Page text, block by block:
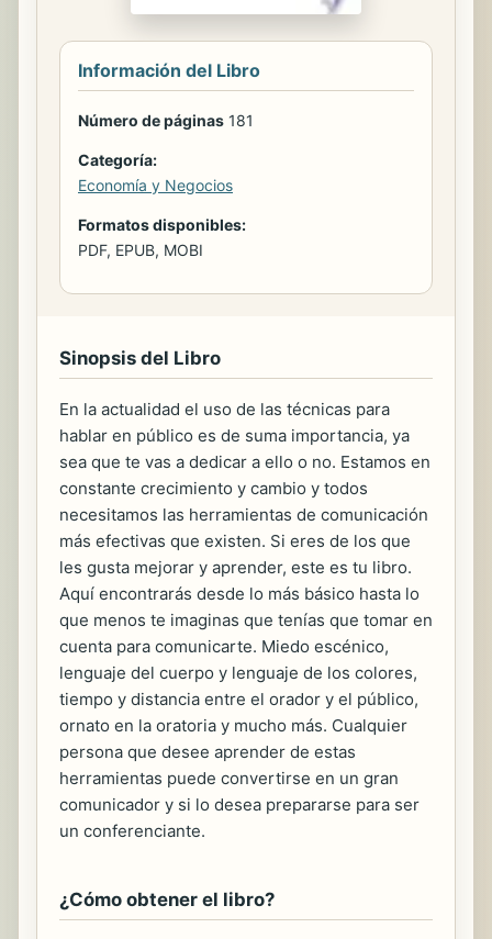
Información del Libro
Número de páginas 181
Categoría:
Economía y Negocios
Formatos disponibles:
PDF, EPUB, MOBI
Sinopsis del Libro
En la actualidad el uso de las técnicas para
hablar en público es de suma importancia, ya
sea que te vas a dedicar a ello o no. Estamos en
constante crecimiento y cambio y todos
necesitamos las herramientas de comunicación
más efectivas que existen. Si eres de los que
les gusta mejorar y aprender, este es tu libro.
Aquí encontrarás desde lo más básico hasta lo
que menos te imaginas que tenías que tomar en
cuenta para comunicarte. Miedo escénico,
lenguaje del cuerpo y lenguaje de los colores,
tiempo y distancia entre el orador y el público,
ornato en la oratoria y mucho más. Cualquier
persona que desee aprender de estas
herramientas puede convertirse en un gran
comunicador y si lo desea prepararse para ser
un conferenciante.
¿Cómo obtener el libro?